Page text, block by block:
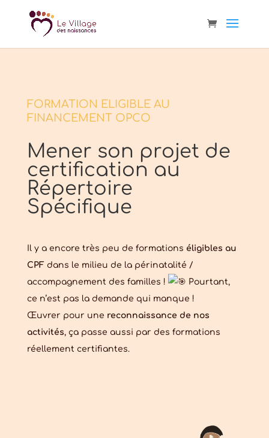
FORMATION ELIGIBLE AU
FINANCEMENT OPCO
Mener son projet de
certification au
Répertoire
Spécifique
Il y a encore très peu de formations éligibles au
CPF dans le milieu de la périnatalité /
accompagnement des familles !
Pourtant,
ce n’est pas la demande qui manque !
Œuvrer pour une reconnaissance de nos
activités, ça passe aussi par des formations
réellement certifiantes.